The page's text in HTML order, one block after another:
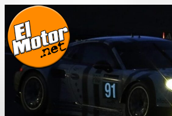
Saltar
contenido
El Motor punto Net
Información sobre novedades y pruebas de